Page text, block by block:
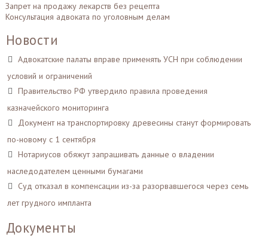
Запрет на продажу лекарств без рецепта
Консультация адвоката по уголовным делам
Новости
Адвокатские палаты вправе применять УСН при соблюдении
условий и ограничений
Правительство РФ утвердило правила проведения
казначейского мониторинга
Документ на транспортировку древесины станут формировать
по-новому с 1 сентября
Нотариусов обяжут запрашивать данные о владении
наследодателем ценными бумагами
Суд отказал в компенсации из-за разорвавшегося через семь
лет грудного импланта
Документы